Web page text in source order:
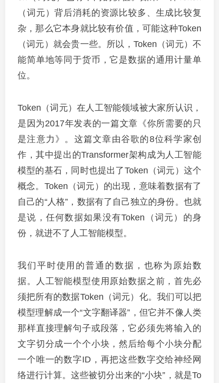
（词元）背后消耗的资源比较多、生成比较复
杂，那么它本身就比较有价值，可能这种Token
（词元）就会贵一些。所以，Token（词元）不
能简单地等同于货币，它是数据的通用计量单
位。
Token（词元）在人工智能领域被大家所认识，
是因为2017年发表的一篇文章《你所需要的只
是注意力》。这篇文章由谷歌的8位科学家创
作，其中提出的Transformer架构成为人工智能
模型的基石，同时也提出了Token（词元）这个
概念。Token（词元）的出现，意味着数据有了
自己的“人格”，数据有了自己独立的身份。也就
是说，任何数据如果没有Token（词元）的身
份，就进不了人工智能模型。
我们平时使用的普通的数据，也称为原始数
据。人工智能模型使用原始数据之前，首先必
须把所有的数据Token（词元）化。我们可以把
模型理解成一个“文字翻译器”，但它并不像人类
那样直接理解句子或段落，它必须先将输入的
文字切分成一个个小块，然后给每个小块分配
一个唯一的数字ID，再把这些数字交给神经网
络进行计算。这些被切分出来的“小块”，就是To